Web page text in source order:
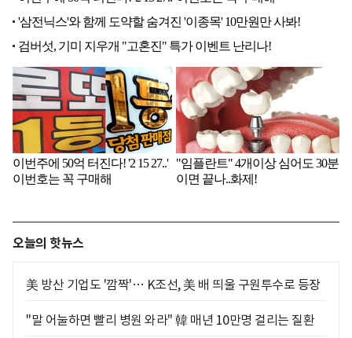
오늘의 핫뉴스
美 방산 기업도 '깜짝'… K조선, 美 배 띄울 구원투수로 등장
"말 어눌하면 빨리 병원 와라" 韓 매년 10만명 걸리는 질환